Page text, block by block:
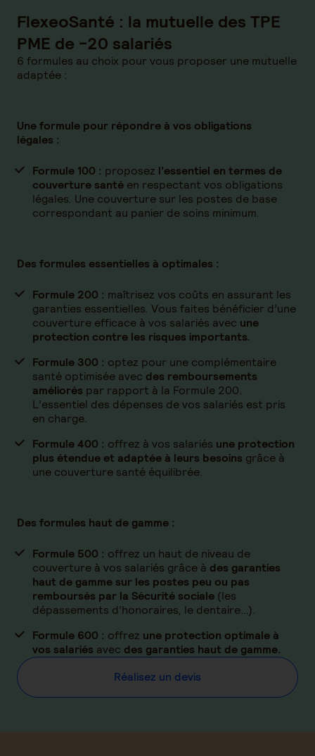
FlexeoSanté : la mutuelle des TPE
PME de -20 salariés
6 formules au choix pour vous proposer une mutuelle
adaptée :
Une formule pour répondre à vos obligations
légales :
Formule 100 : proposez l’essentiel en termes de
couverture santé en respectant vos obligations
légales. Une couverture sur les postes de base
correspondant au panier de soins minimum.
Des formules essentielles à optimales :
Formule 200 : maîtrisez vos coûts en assurant les
garanties essentielles. Vous faites bénéficier d’une
couverture efficace à vos salariés avec une
protection contre les risques importants.
Formule 300 : optez pour une complémentaire
santé optimisée avec des remboursements
améliorés par rapport à la Formule 200.
L’essentiel des dépenses de vos salariés est pris
en charge.
Formule 400 : offrez à vos salariés une protection
plus étendue et adaptée à leurs besoins grâce à
une couverture santé équilibrée.
Des formules haut de gamme :
Formule 500 : offrez un haut de niveau de
couverture à vos salariés grâce à des garanties
haut de gamme sur les postes peu ou pas
remboursés par la Sécurité sociale (les
dépassements d’honoraires, le dentaire…).
Formule 600 : offrez une protection optimale à
vos salariés avec des garanties haut de gamme.
Réalisez un devis